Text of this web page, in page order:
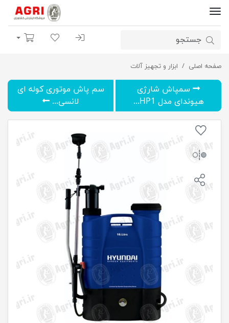
ورود | ثبت نام
لیست مورد علاقه
سبد خرید
صفحه اصلی ابزار و تجهیز آلات
سمپاش شارژی هیوندای مدل HP1690 حجم 16 لیتر
سمپاش شارژی
هیوندای مدل HP1...
سم پاش موتوری کوله ای
لانسی...